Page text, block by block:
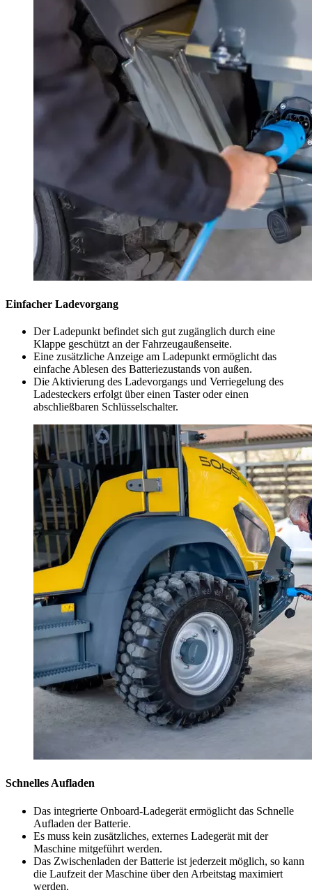
Einfacher Ladevorgang
Der Ladepunkt befindet sich gut zugänglich durch eine
Klappe geschützt an der Fahrzeugaußenseite.
Eine zusätzliche Anzeige am Ladepunkt ermöglicht das
einfache Ablesen des Batteriezustands von außen.
Die Aktivierung des Ladevorgangs und Verriegelung des
Ladesteckers erfolgt über einen Taster oder einen
abschließbaren Schlüsselschalter.
Schnelles Aufladen
Das integrierte Onboard-Ladegerät ermöglicht das Schnelle
Aufladen der Batterie.
Es muss kein zusätzliches, externes Ladegerät mit der
Maschine mitgeführt werden.
Das Zwischenladen der Batterie ist jederzeit möglich, so kann
die Laufzeit der Maschine über den Arbeitstag maximiert
werden.